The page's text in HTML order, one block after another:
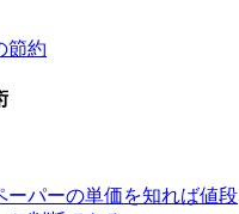
節約
ーパーの単価を知れば値段